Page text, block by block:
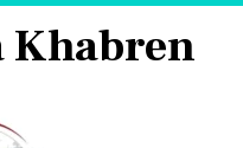
Khabren